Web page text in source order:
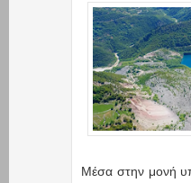
Μέσα στην μονή